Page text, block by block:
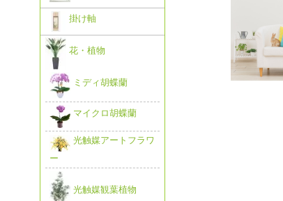
掛け軸
花・植物
ミディ胡蝶蘭
マイクロ胡蝶蘭
光触媒アートフラワ
ー
光触媒観葉植物